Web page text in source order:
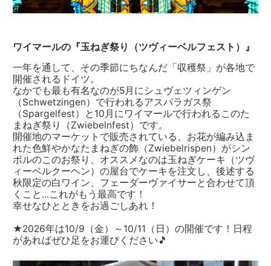
ワイマールの『玉ねぎ祭り（ツヴィーベルフェスト）』
一年を通して、その季節にちなんだ「収穫祭」が各地で
開催されるドイツ。
なかでも最も有名なのが5月にシュヴェツィンゲン
（Schwetzingen）で行われるアスパラガス祭
（Spargelfest）と10月にワイマールで行われるこのた
まねぎ祭り（Zwiebelnfest）です。
開催地のマーケットで販売されている、お花が編み込ま
れた色鮮やかなたまねぎの飾（Zwiebelrispen）がシン
ボルのこのお祭り、オススメなのは玉ねぎケーキ（ツヴ
ィーベルクーヘン）の屋台でケーキを注文し、後述する
秋限定の白ワイン、フェーダーヴァイサーと合わせて頂
くこと...これがもう最高です！
幸せなひとときをお過ごしあれ！
★2026年は10/9（金）～10/11（日）の開催です！日程
があればぜひ足をお運びください🎵